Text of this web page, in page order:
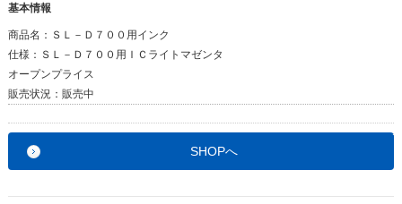
基本情報
商品名： ＳＬ－Ｄ７００用インク
仕様： ＳＬ－Ｄ７００用ＩＣライトマゼンタ
オープンプライス
販売状況： 販売中
SHOPへ